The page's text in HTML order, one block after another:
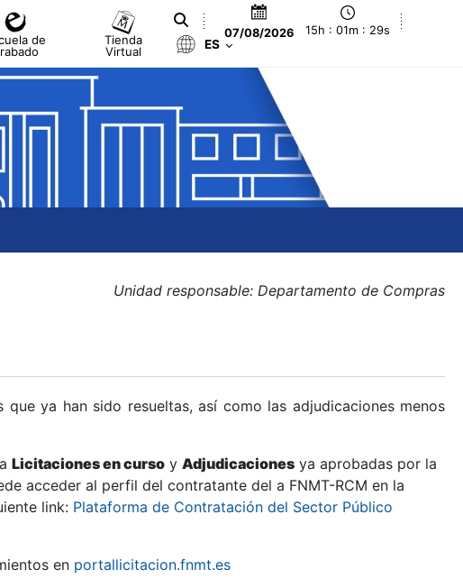
de
Tienda
Virtual
07/08/2026 15h : 01m : 30s
ES
Unidad responsable: Departamento de Compras
ya han sido resueltas, así como las adjudicaciones menos
Licitaciones en curso y Adjudicaciones ya aprobadas por la
acceder al perfil del contratante del a FNMT-RCM en la
link: Plataforma de Contratación del Sector Público
en portallicitacion.fnmt.es